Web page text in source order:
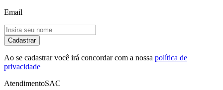
Email
Cadastrar
Ao se cadastrar você irá concordar com a nossa política de
privacidade
AtendimentoSAC